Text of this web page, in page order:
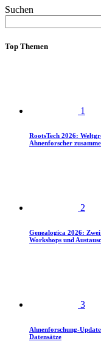
Suchen
Top Themen
1
RootsTech 2026:
Ahnenforscher
2
Genealogica 2026:
Workshops und
3
Ahnenforschung-
Datensätze